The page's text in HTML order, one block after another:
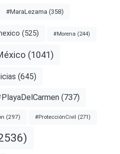
#MaraLezama (358)
(525) #Morena (244)
(1041)
(645)
(737)
(297) #ProtecciónCivil (271)